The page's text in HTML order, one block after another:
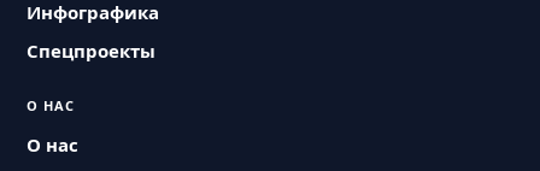
Инфографика
Спецпроекты
О НАС
О нас